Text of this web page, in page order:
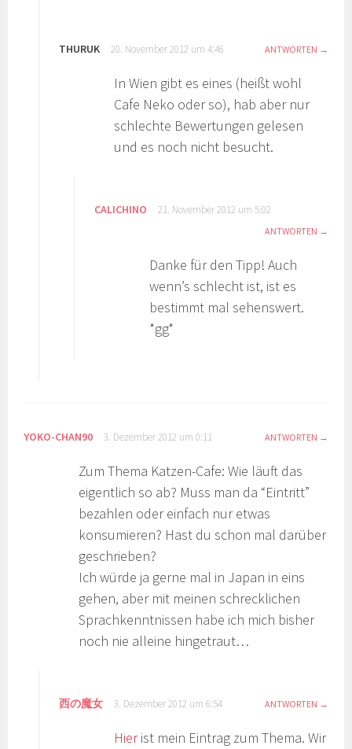
THURUK 20. November 2012 um 4:46 ANTWORTEN
In Wien gibt es eines (heißt wohl
Cafe Neko oder so), hab aber nur
schlechte Bewertungen gelesen
und es noch nicht besucht.
CALICHINO 21. November 2012 um 5:02
ANTWORTEN
Danke für den Tipp! Auch
wenn’s schlecht ist, ist es
bestimmt mal sehenswert.
*gg*
YOKO-CHAN90 3. Dezember 2012 um 0:11 ANTWORTEN
Zum Thema Katzen-Cafe: Wie läuft das
eigentlich so ab? Muss man da “Eintritt”
bezahlen oder einfach nur etwas
konsumieren? Hast du schon mal darüber
geschrieben?
Ich würde ja gerne mal in Japan in eins
gehen, aber mit meinen schrecklichen
Sprachkenntnissen habe ich mich bisher
noch nie alleine hingetraut…
西の魔女 3. Dezember 2012 um 6:54 ANTWORTEN
Hierist mein Eintrag zum Thema. Wir